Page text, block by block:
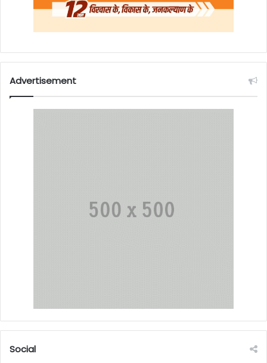
Advertisement
Social